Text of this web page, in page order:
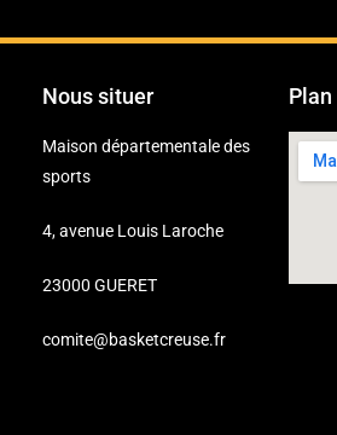
Nous situer
Maison départementale des
sports
4, avenue Louis Laroche
23000 GUERET
comite@basketcreuse.fr
Plan